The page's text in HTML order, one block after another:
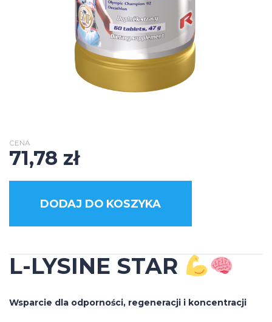
CENA
71,78 zł
DODAJ DO KOSZYKA
L-LYSINE STAR
Wsparcie dla odporności, regeneracji i koncentracji